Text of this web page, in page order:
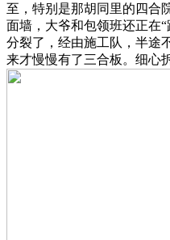
至，特别是那胡同里的四合
面墙，大爷和包领班还正在“
分裂了，经由施工队，半途
来才慢慢有了三合板。细心